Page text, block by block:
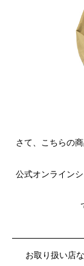
さて、こちらの
公式オンライン
お取り扱い店